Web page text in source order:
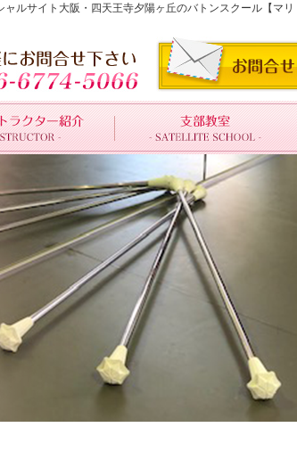
ルサイト大阪・四天王寺夕陽ヶ丘のバトンスクール【マ